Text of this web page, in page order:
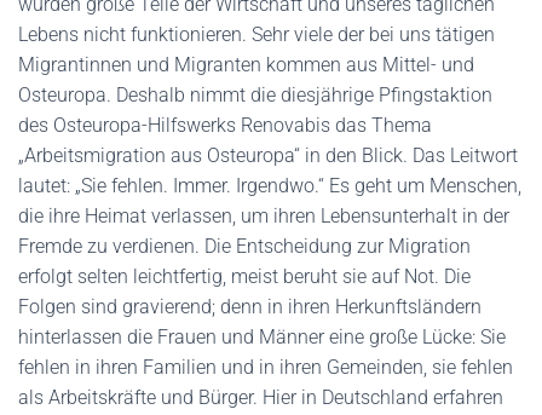
Lebens nicht funktionieren. Sehr viele der bei uns tätigen
Migrantinnen und Migranten kommen aus Mittel- und
Osteuropa. Deshalb nimmt die diesjährige Pfingstaktion
des Osteuropa-Hilfswerks Renovabis das Thema
„Arbeitsmigration aus Osteuropa“ in den Blick. Das Leitwort
lautet: „Sie fehlen. Immer. Irgendwo.“ Es geht um Menschen,
die ihre Heimat verlassen, um ihren Lebensunterhalt in der
Fremde zu verdienen. Die Entscheidung zur Migration
erfolgt selten leichtfertig, meist beruht sie auf Not. Die
Folgen sind gravierend; denn in ihren Herkunftsländern
hinterlassen die Frauen und Männer eine große Lücke: Sie
fehlen in ihren Familien und in ihren Gemeinden, sie fehlen
als Arbeitskräfte und Bürger. Hier in Deutschland erfahren